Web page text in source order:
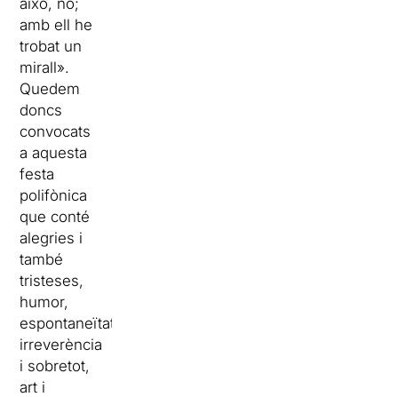
amb ell he
trobat un
mirall».
Quedem
doncs
convocats
a aquesta
festa
polifònica
que conté
alegries i
també
tristeses,
humor,
espontaneïtat,
irreverència
i sobretot,
art i